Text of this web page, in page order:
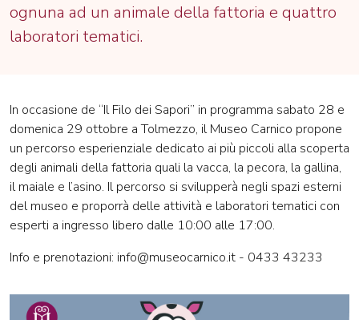
ognuna ad un animale della fattoria e quattro
laboratori tematici.
In occasione de “Il Filo dei Sapori” in programma sabato 28 e
domenica 29 ottobre a Tolmezzo, il Museo Carnico propone
un percorso esperienziale dedicato ai più piccoli alla scoperta
degli animali della fattoria quali la vacca, la pecora, la gallina,
il maiale e l’asino. Il percorso si svilupperà negli spazi esterni
del museo e proporrà delle attività e laboratori tematici con
esperti a ingresso libero dalle 10:00 alle 17:00.
Info e prenotazioni: info@museocarnico.it - 0433 43233